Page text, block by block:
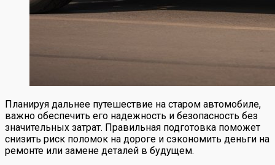
Планируя дальнее путешествие на старом автомобиле,
важно обеспечить его надежность и безопасность без
значительных затрат. Правильная подготовка поможет
снизить риск поломок на дороге и сэкономить деньги на
ремонте или замене деталей в будущем.